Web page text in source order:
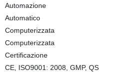
Automazione
Automatico
Computerizzata
Computerizzata
Certificazione
CE, ISO9001: 2008, GMP, QS